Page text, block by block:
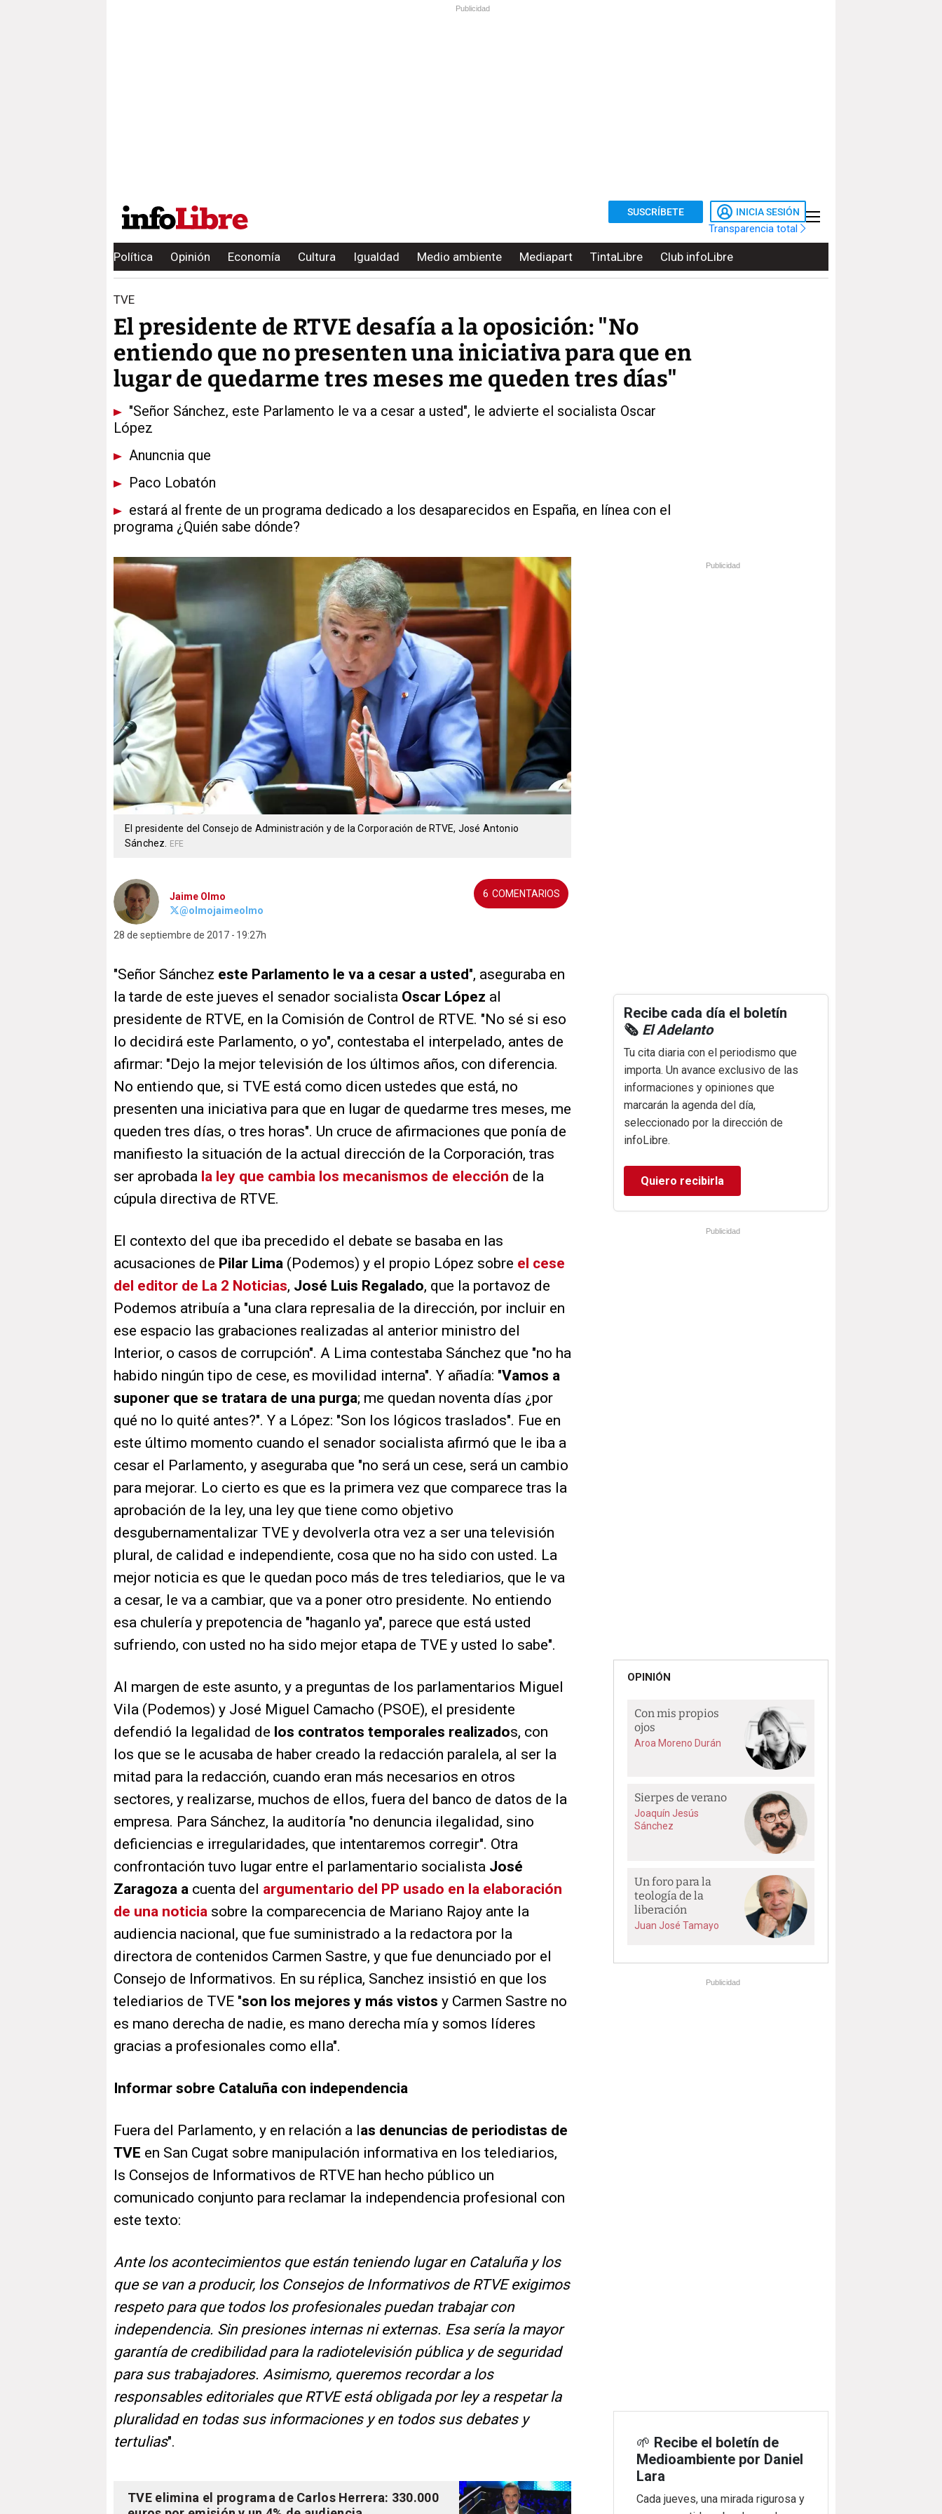
Publicidad
SUSCRÍBETE INICIA SESIÓN
Transparencia total
Política Opinión Economía Cultura Igualdad Medio ambiente Mediapart TintaLibre Club infoLibre
TVE
El presidente de RTVE desafía a la oposición: "No
entiendo que no presenten una iniciativa para que en
lugar de quedarme tres meses me queden tres días"
"Señor Sánchez, este Parlamento le va a cesar a usted", le advierte el socialista Oscar
López
Anuncnia que
Paco Lobatón
estará al frente de un programa dedicado a los desaparecidos en España, en línea con el
programa ¿Quién sabe dónde?
El presidente del Consejo de Administración y de la Corporación de RTVE, José Antonio
Sánchez. EFE
Jaime Olmo
@olmojaimeolmo
28 de septiembre de 2017 19:27h
6
"Señor Sánchez este Parlamento le va a cesar a usted", aseguraba en
la tarde de este jueves el senador socialista Oscar López al
presidente de RTVE, en la Comisión de Control de RTVE. "No sé si eso
lo decidirá este Parlamento, o yo", contestaba el interpelado, antes de
afirmar: "Dejo la mejor televisión de los últimos años, con diferencia.
No entiendo que, si TVE está como dicen ustedes que está, no
presenten una iniciativa para que en lugar de quedarme tres meses, me
queden tres días, o tres horas". Un cruce de afirmaciones que ponía de
manifiesto la situación de la actual dirección de la Corporación, tras
ser aprobada la ley que cambia los mecanismos de elección de la
cúpula directiva de RTVE.
El contexto del que iba precedido el debate se basaba en las
acusaciones de Pilar Lima (Podemos) y el propio López sobre el cese
del editor de La 2 Noticias, José Luis Regalado, que la portavoz de
Podemos atribuía a "una clara represalia de la dirección, por incluir en
ese espacio las grabaciones realizadas al anterior ministro del
Interior, o casos de corrupción". A Lima contestaba Sánchez que "no ha
habido ningún tipo de cese, es movilidad interna". Y añadía: "Vamos a
suponer que se tratara de una purga; me quedan noventa días ¿por
qué no lo quité antes?". Y a López: "Son los lógicos traslados". Fue en
este último momento cuando el senador socialista afirmó que le iba a
cesar el Parlamento, y aseguraba que "no será un cese, será un cambio
para mejorar. Lo cierto es que es la primera vez que comparece tras la
aprobación de la ley, una ley que tiene como objetivo
desgubernamentalizar TVE y devolverla otra vez a ser una televisión
plural, de calidad e independiente, cosa que no ha sido con usted. La
mejor noticia es que le quedan poco más de tres telediarios, que le va
a cesar, le va a cambiar, que va a poner otro presidente. No entiendo
esa chulería y prepotencia de "haganlo ya", parece que está usted
sufriendo, con usted no ha sido mejor etapa de TVE y usted lo sabe".
Al margen de este asunto, y a preguntas de los parlamentarios Miguel
Vila (Podemos) y José Miguel Camacho (PSOE), el presidente
defendió la legalidad de los contratos temporales realizados, con
los que se le acusaba de haber creado la redacción paralela, al ser la
mitad para la redacción, cuando eran más necesarios en otros
sectores, y realizarse, muchos de ellos, fuera del banco de datos de la
empresa. Para Sánchez, la auditoría "no denuncia ilegalidad, sino
deficiencias e irregularidades, que intentaremos corregir". Otra
confrontación tuvo lugar entre el parlamentario socialista José
Zaragoza a cuenta del argumentario del PP usado en la elaboración
de una noticia sobre la comparecencia de Mariano Rajoy ante la
audiencia nacional, que fue suministrado a la redactora por la
directora de contenidos Carmen Sastre, y que fue denunciado por el
Consejo de Informativos. En su réplica, Sanchez insistió en que los
telediarios de TVE "son los mejores y más vistos y Carmen Sastre no
es mano derecha de nadie, es mano derecha mía y somos líderes
gracias a profesionales como ella".
Informar sobre Cataluña con independencia
Fuera del Parlamento, y en relación a l as denuncias de periodistas de
TVE en San Cugat sobre manipulación informativa en los telediarios,
ls Consejos de Informativos de RTVE han hecho público un
comunicado conjunto para reclamar la independencia profesional con
este texto:
Ante los acontecimientos que están teniendo lugar en Cataluña y los
que se van a producir, los Consejos de Informativos de RTVE exigimos
respeto para que todos los profesionales puedan trabajar con
independencia. Sin presiones internas ni externas. Esa sería la mayor
garantía de credibilidad para la radiotelevisión pública y de seguridad
para sus trabajadores. Asimismo, queremos recordar a los
responsables editoriales que RTVE está obligada por ley a respetar la
pluralidad en todas sus informaciones y en todos sus debates y
tertulias".
TVE elimina el programa de Carlos Herrera: 330.000
Publicidad
Recibe cada día el boletín
🗞️ El Adelanto
Tu cita diaria con el periodismo que
importa. Un avance exclusivo de las
informaciones y opiniones que
marcarán la agenda del día,
seleccionado por la dirección de
infoLibre.
Quiero recibirla
Publicidad
OPINIÓN
Con mis propios
ojos
Aroa Moreno Durán
Sierpes de verano
Joaquín Jesús
Sánchez
Un foro para la
teología de la
liberación
Juan José Tamayo
Publicidad
🌱 Recibe el boletín de
Medioambiente por Daniel
Lara
Cada jueves, una mirada rigurosa y